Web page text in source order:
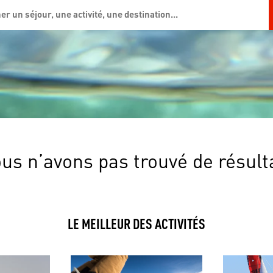
n’avons pas trouvé de
LE MEILLEUR DES ACTIVITÉS